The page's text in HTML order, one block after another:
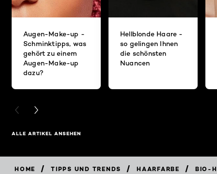
Augen-Make-up -
Schminktipps, was
gehört zu einem
Augen-Make-up
dazu?
Hellblonde Haare -
so gelingen Ihnen
die schönsten
Nuancen
PREVIOUS CARD
NEXT CARD
ALLE ARTIKEL ANSEHEN
HOME / TIPPS UND TRENDS / HAARFARBE / BIO-